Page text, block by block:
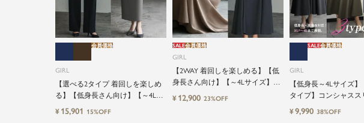
GIRL
【選べる2タイプ 着回しを楽しめ
る】【低身長さん向け】【～4Lサ
イズ】レイヤード風ドッキングト
会員価格
¥ 15,901 15%OFF
GIRL
【2WAY 着回しを楽しめる】【低
身長さん向け】【～4Lサイズ】レ
ースブラウス&マーメイドキャミ
SALE会員価格
¥ 12,900 23%OFF
GIRL
【低身長～4Lサイズ
タイプ】コンシャスス
インキーネック結婚式
SALE会員価格
¥9,990 38%OFF